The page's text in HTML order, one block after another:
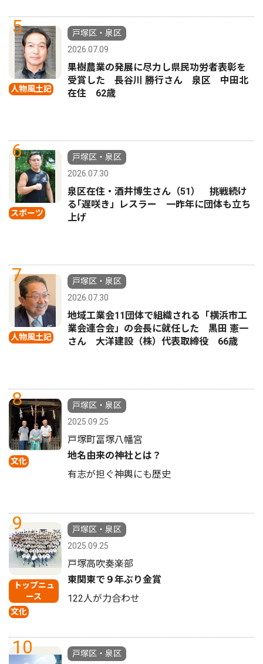
5
人物風土記
戸塚区・泉区
2026.07.09
果樹農業の発展に尽力し県民功労者表彰を
受賞した 長谷川 勝行さん 泉区 中田北
在住 62歳
6
スポーツ
戸塚区・泉区
2026.07.30
泉区在住・酒井博生さん（51） 挑戦続け
る｢遅咲き」レスラー 一昨年に団体も立ち
上げ
7
人物風土記
戸塚区・泉区
2026.07.30
地域工業会11団体で組織される「横浜市工
業会連合会」の会長に就任した 黒田 憲一
さん 大洋建設（株）代表取締役 66歳
8
文化
戸塚区・泉区
2025.09.25
戸塚町冨塚八幡宮
地名由来の神社とは？
有志が担ぐ神輿にも歴史
9
トップニュ
ース
文化
戸塚区・泉区
2025.09.25
戸塚高吹奏楽部
東関東で９年ぶり金賞
122人が力合わせ
10
戸塚区・泉区